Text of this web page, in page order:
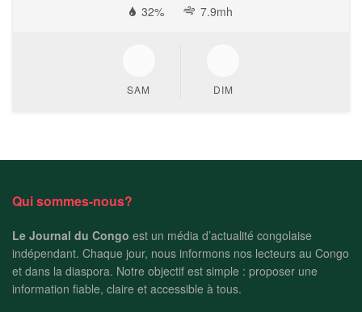
32% 7.9mh
SAM DIM
Qui sommes-nous?
Le Journal du Congo est un média d’actualité congolaise
indépendant. Chaque jour, nous informons nos lecteurs au Congo
et dans la diaspora. Notre objectif est simple : proposer une
information fiable, claire et accessible à tous.